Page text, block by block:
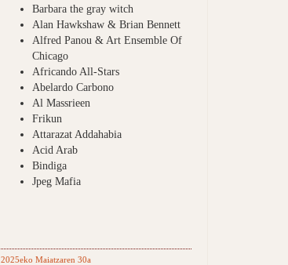
Barbara the gray witch
Alan Hawkshaw & Brian Bennett
Alfred Panou & Art Ensemble Of
Chicago
Africando All-Stars
Abelardo Carbono
Al Massrieen
Frikun
Attarazat Addahabia
Acid Arab
Bindiga
Jpeg Mafia
2025eko Maiatzaren 30a